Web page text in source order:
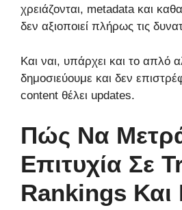
χρειάζονται, metadata και
δεν αξιοποιεί πλήρως τις
Και ναι, υπάρχει και το απλό
δημοσιεύουμε και δεν
content θέλει updates.
Πώς Να
Επιτυχία Σε
Rankings Και